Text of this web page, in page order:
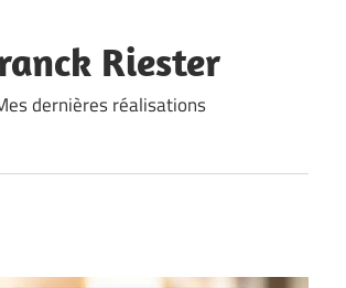
Riester
dernières réalisations